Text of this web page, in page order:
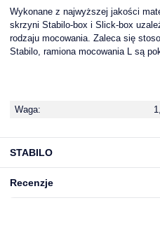
Wykonane z najwyższej jakości
skrzyni Stabilo-box i Slick-box
rodzaju mocowania. Zaleca się
Stabilo, ramiona mocowania L są
Waga:
STABILO
Recenzje